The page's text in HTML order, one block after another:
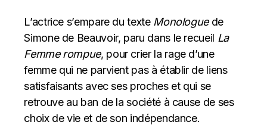
L’actrice s’empare du texte Monologuede
Simone de Beauvoir, paru dans le recueil La
Femme rompue, pour crier la rage d’une
femme qui ne parvient pas à établir de liens
satisfaisants avec ses proches et qui se
retrouve au ban de la société à cause de ses
choix de vie et de son indépendance.